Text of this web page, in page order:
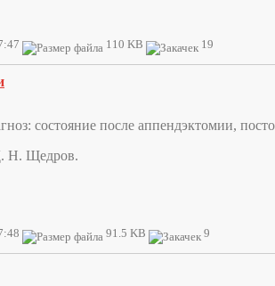
110 KB 19
состояние после аппендэктомии,
Н. Щедров.
91.5 KB 9